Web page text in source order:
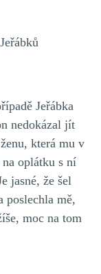
Jeřábka
nedokázal jít
která mu v
oplátku s ní
jasné, že šel
poslechla mě,
moc na tom